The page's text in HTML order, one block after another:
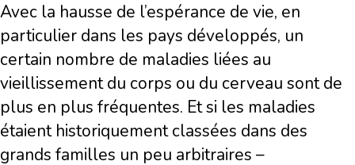
Avec la hausse de l’espérance de vie, en
particulier dans les pays développés, un
certain nombre de maladies liées au
vieillissement du corps ou du cerveau sont de
plus en plus fréquentes. Et si les maladies
étaient historiquement classées dans des
grands familles un peu arbitraires –